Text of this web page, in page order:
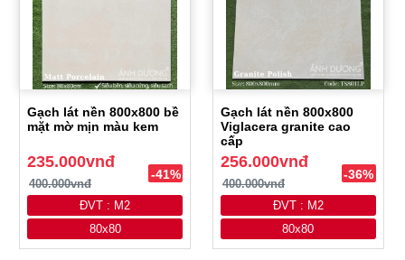
Gạch lát nền 800x800 bề
mặt mờ mịn màu kem
235.000vnđ
400.000vnđ
-41%
ĐVT : M2
80x80
Gạch lát nền 800x800
Viglacera granite cao
cấp
256.000vnđ
400.000vnđ
-36%
ĐVT : M2
80x80